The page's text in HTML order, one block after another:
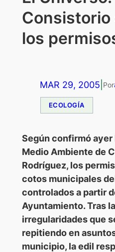
los
MAR 29, 2005 Por
ECOLOGÍA
Según confirmó ayer
Medio Ambiente de
Rodríguez, los
cotos municipales
controlados a partir
Ayuntamiento. Tras
irregularidades que
repitiendo en
municipio, la edil